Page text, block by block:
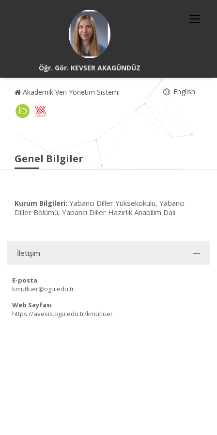
Öğr. Gör. KEVSER AKAGÜNDÜZ
Akademik Veri Yönetim Sistemi English
Genel Bilgiler
Kurum Bilgileri: Yabancı Diller Yüksekokulu, Yabancı
Diller Bölümü, Yabancı Diller Hazırlık Anabilim Dalı
İletişim
E-posta
kmutluer@ogu.edu.tr
Web Sayfası
https://avesis.ogu.edu.tr/kmutluer